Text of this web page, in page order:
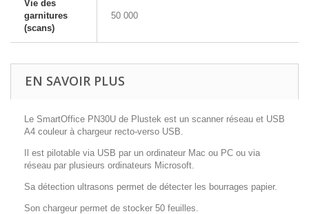
Vie des
garnitures
(scans)
50 000
EN SAVOIR PLUS
Le SmartOffice PN30U de Plustek est un scanner réseau et USB
A4 couleur à chargeur recto-verso USB.
Il est pilotable via USB par un ordinateur Mac ou PC ou via
réseau par plusieurs ordinateurs Microsoft.
Sa détection ultrasons permet de détecter les bourrages papier.
Son chargeur permet de stocker 50 feuilles.